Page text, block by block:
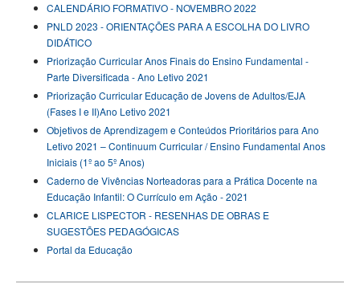
CALENDÁRIO FORMATIVO - NOVEMBRO 2022
PNLD 2023 - ORIENTAÇÕES PARA A ESCOLHA DO LIVRO
DIDÁTICO
Priorização Curricular Anos Finais do Ensino Fundamental -
Parte Diversificada - Ano Letivo 2021
Priorização Curricular Educação de Jovens de Adultos/EJA
(Fases I e II)Ano Letivo 2021
Objetivos de Aprendizagem e Conteúdos Prioritários para Ano
Letivo 2021 – Continuum Curricular / Ensino Fundamental Anos
Iniciais (1º ao 5º Anos)
Caderno de Vivências Norteadoras para a Prática Docente na
Educação Infantil: O Currículo em Ação - 2021
CLARICE LISPECTOR - RESENHAS DE OBRAS E
SUGESTÕES PEDAGÓGICAS
Portal da Educação